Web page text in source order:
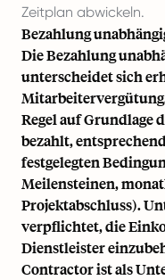
Zeitplan abwickeln.
Bezahlung
Die Bezahlung
unterscheidet sich
Regel auf Grundlage
bezahlt,
festgelegten
Meilensteinen,
Projektabschluss).
verpflichtet, die
Dienstleister
Contractor ist als